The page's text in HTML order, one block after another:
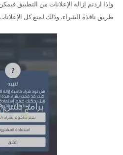
وإذا اردتم إزالة الإعلانات من التطبيق
طريق نافذة الشراء، وذلك لمنع كل